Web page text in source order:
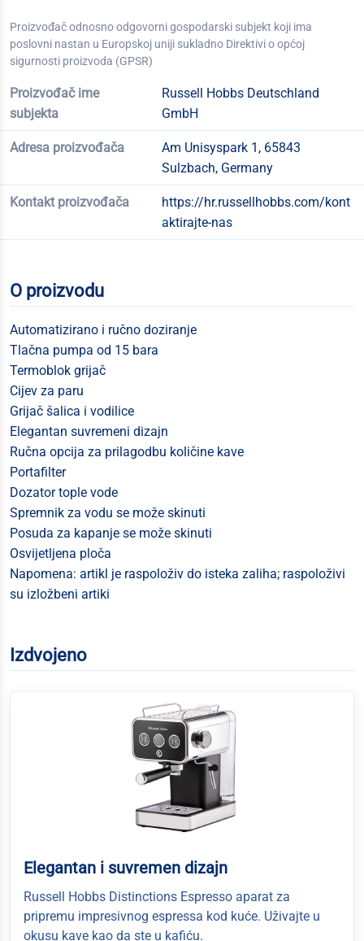
Proizvođač odnosno odgovorni gospodarski subjekt koji ima
poslovni nastan u Europskoj uniji sukladno Direktivi o općoj
sigurnosti proizvoda (GPSR)
Proizvođač ime
subjekta
Russell Hobbs Deutschland
GmbH
Adresa proizvođača
Am Unisyspark 1, 65843
Sulzbach, Germany
Kontakt proizvođača
https://hr.russellhobbs.com/kont
aktirajte-nas
O proizvodu
Automatizirano i ručno doziranje
Tlačna pumpa od 15 bara
Termoblok grijač
Cijev za paru
Grijač šalica i vodilice
Elegantan suvremeni dizajn
Ručna opcija za prilagodbu količine kave
Portafilter
Dozator tople vode
Spremnik za vodu se može skinuti
Posuda za kapanje se može skinuti
Osvijetljena ploča
Napomena: artikl je raspoloživ do isteka zaliha; raspoloživi
su izložbeni artiki
Izdvojeno
Elegantan i suvremen dizajn
Russell Hobbs Distinctions Espresso aparat za
pripremu impresivnog espressa kod kuće. Uživajte u
okusu kave kao da ste u kafiću.